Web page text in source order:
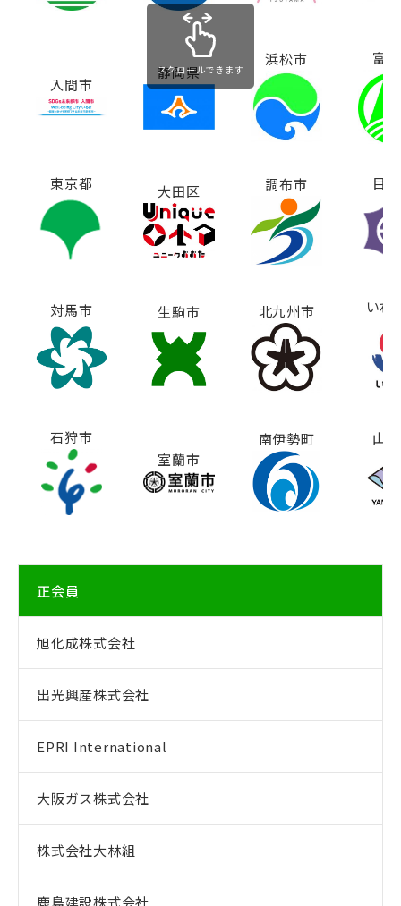
入間市
静岡県
浜松市 富
東京都 大田区 調布市 目
対馬市 生駒市 北九州市 いわ
石狩市
室蘭市
南伊勢町 山
スクロールできます
正会員
旭化成株式会社
出光興産株式会社
EPRI International
大阪ガス株式会社
株式会社大林組
鹿島建設株式会社